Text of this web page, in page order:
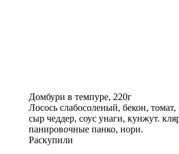
Домбури в темпуре, 220г
Лосось слабосоленый, бекон,
сыр чеддер, соус унаги, кунжут.
панировочные панко, нори.
Раскупили